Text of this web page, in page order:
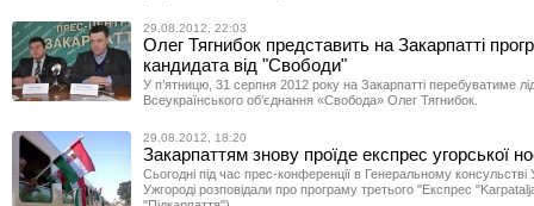
29.08.2012, 22:03
Олег Тягнибок представить на Закарпатті
кандидата від "Свободи"
У п’ятницю, 31 серпня 2012 року на Закарпатті перебуватиме
Всеукраїнського об’єднання «Свобода» Олег Тягнибок.
29.08.2012, 18:20
Закарпаттям знову проїде експрес угорської
Сьогодні під час прес-конференції в Генеральному
Ужгороді розповідали про програму третього "Експрес